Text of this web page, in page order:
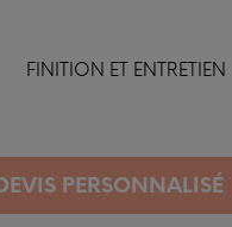
FINITION ET ENTRETIEN